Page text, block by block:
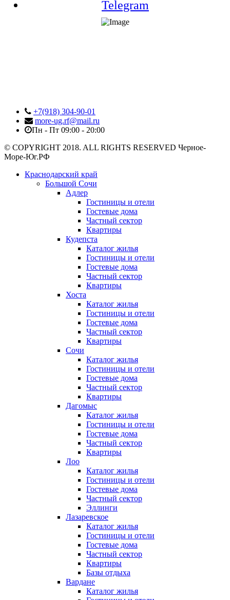
Telegram
+7(918) 304-90-01
more-ug.rf@mail.ru
Пн - Пт 09:00 - 20:00
© COPYRIGHT 2018. ALL RIGHTS RESERVED Черное-
Море-Юг.РФ
Краснодарский край
Большой Сочи
Адлер
Гостиницы и отели
Гостевые дома
Частный сектор
Квартиры
Кудепста
Каталог жилья
Гостиницы и отели
Гостевые дома
Частный сектор
Квартиры
Хоста
Каталог жилья
Гостиницы и отели
Гостевые дома
Частный сектор
Квартиры
Сочи
Каталог жилья
Гостиницы и отели
Гостевые дома
Частный сектор
Квартиры
Дагомыс
Каталог жилья
Гостиницы и отели
Гостевые дома
Частный сектор
Квартиры
Лоо
Каталог жилья
Гостиницы и отели
Гостевые дома
Частный сектор
Эллинги
Лазаревское
Каталог жилья
Гостиницы и отели
Гостевые дома
Частный сектор
Квартиры
Базы отдыха
Вардане
Каталог жилья